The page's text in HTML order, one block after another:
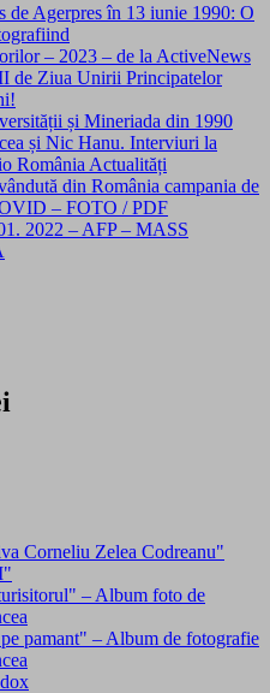
de Agerpres în 13 iunie 1990: O
– 2023 – de la ActiveNews
de Ziua Unirii Principatelor
și Mineriada din 1990
și Nic Hanu. Interviuri la
România Actualități
din România campania de
– FOTO / PDF
2022 – AFP – MASS
Corneliu Zelea Codreanu"
– Album foto de
pamant" – Album de fotografie